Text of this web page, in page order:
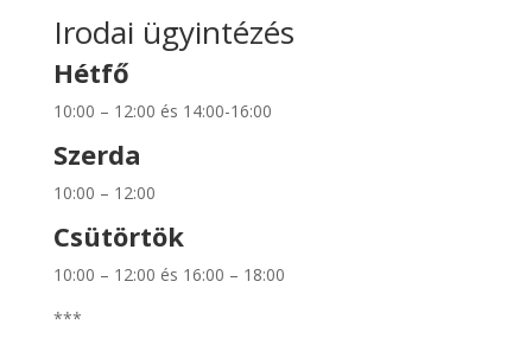
Irodai ügyintézés
Hétfő
10:00 – 12:00 és 14:00-16:00
Szerda
10:00 – 12:00
Csütörtök
10:00 – 12:00 és 16:00 – 18:00
***